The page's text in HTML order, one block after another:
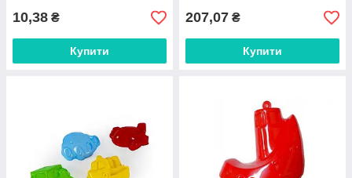
10,38 ₴
Купити
207,07 ₴
Купити